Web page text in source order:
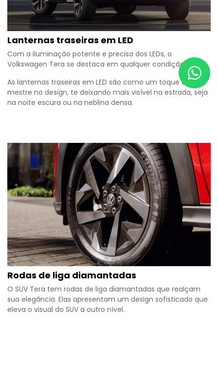
Lanternas traseiras em LED
Com a iluminação potente e precisa dos LEDs, o
Volkswagen Tera se destaca em qualquer condição.
As lanternas traseiras em LED são como um toque de
mestre no design, te deixando mais visível na estrada, seja
na noite escura ou na neblina densa.
Rodas de liga diamantadas
O SUV Tera tem rodas de liga diamantadas que realçam
sua elegância. Elas apresentam um design sofisticado que
eleva o visual do SUV a outro nível.